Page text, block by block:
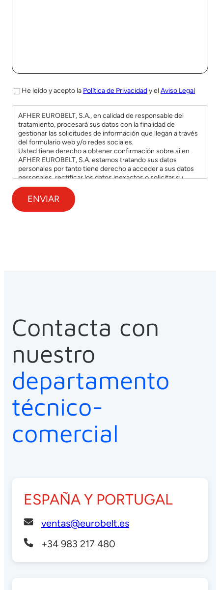
He leído y acepto la Política de Privacidady el Aviso Legal
AFHER EUROBELT, S.A., en calidad de responsable del
tratamiento, procesará sus datos con la finalidad de
gestionar las solicitudes de información que llegan a través
del formulario web y/o redes sociales.
Usted tiene derecho a obtener confirmación sobre si en
AFHER EUROBELT, S.A. estamos tratando sus datos
personales por tanto tiene derecho a acceder a sus datos
personales, rectificar los datos inexactos o solicitar su
supresión cuando los datos ya no sean necesarios, así como
ejercer los demás derechos recogidos por la normativa
vigente y/o solicitar información adicional detallada sobre
nuestra política de protección de datos enviando un email a:
Contacta con
nuestro
departamento
técnico-
comercial
ESPAÑA Y PORTUGAL
ventas@eurobelt.es
+34 983 217 480